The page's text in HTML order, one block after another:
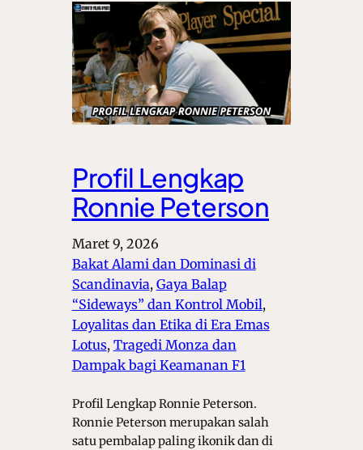
Profil Lengkap
Ronnie Peterson
Maret 9, 2026
Bakat Alami dan Dominasi di
Scandinavia, Gaya Balap
“Sideways” dan Kontrol Mobil ,
Loyalitas dan Etika di Era Emas
Lotus, Tragedi Monza dan
Dampak bagi Keamanan F1
Profil Lengkap Ronnie Peterson.
Ronnie Peterson merupakan salah
satu pembalap paling ikonik dan di